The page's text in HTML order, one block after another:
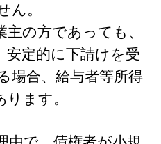
ん。
の方であっても、
安定的に下請けを受
場合、給与者等所得
ます。